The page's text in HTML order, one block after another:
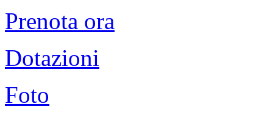
Prenota ora
Dotazioni
Foto